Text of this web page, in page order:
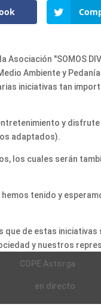
Asociación "SOMOS
Ambiente y
iniciativas tan
y
adaptados).
los cuales serán
tenido y
que de estas
y nuestros
COPE Astorga
en directo